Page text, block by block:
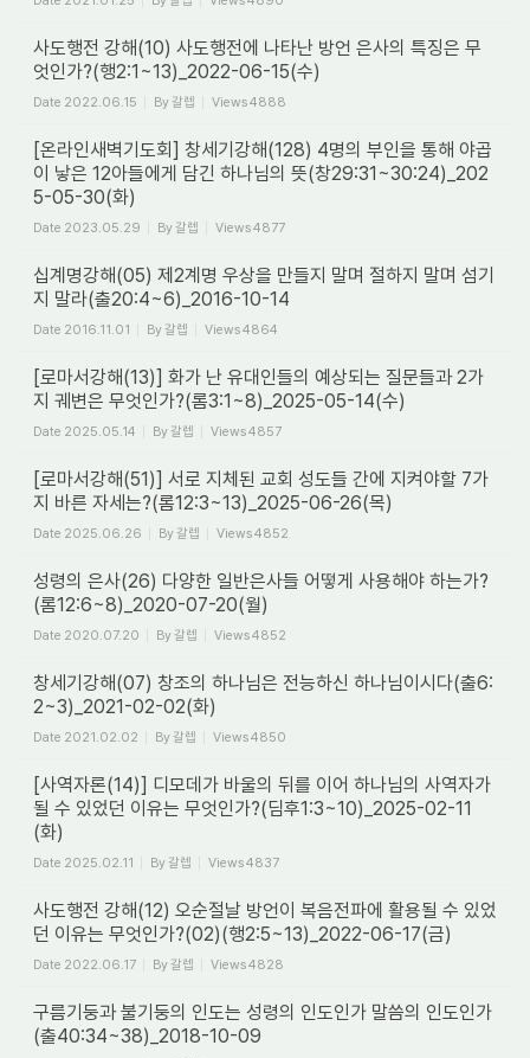
사도행전 강해(10) 사도행전에 나타난 방언 은사의 특징은 무
엇인가?(행2:1~13)_2022-06-15(수)
Date 2022.06.15 By갈렙 Views4888
[온라인새벽기도회] 창세기강해(128) 4명의 부인을 통해 야곱
이 낳은 12아들에게 담긴 하나님의 뜻(창29:31~30:24)_202
5-05-30(화)
Date 2023.05.29 By갈렙 Views4877
십계명강해(05) 제2계명 우상을 만들지 말며 절하지 말며 섬기
지 말라(출20:4~6)_2016-10-14
Date 2016.11.01 By갈렙 Views4864
[로마서강해(13)] 화가 난 유대인들의 예상되는 질문들과 2가
지 궤변은 무엇인가?(롬3:1~8)_2025-05-14(수)
Date 2025.05.14 By갈렙 Views4857
[로마서강해(51)] 서로 지체된 교회 성도들 간에 지켜야할 7가
지 바른 자세는?(롬12:3~13)_2025-06-26(목)
Date 2025.06.26 By갈렙 Views4852
성령의 은사(26) 다양한 일반은사들 어떻게 사용해야 하는가?
(롬12:6~8)_2020-07-20(월)
Date 2020.07.20 By갈렙 Views4852
창세기강해(07) 창조의 하나님은 전능하신 하나님이시다(출6:
2~3)_2021-02-02(화)
Date 2021.02.02 By갈렙 Views4850
[사역자론(14)] 디모데가 바울의 뒤를 이어 하나님의 사역자가
될 수 있었던 이유는 무엇인가?(딤후1:3~10)_2025-02-11
(화)
Date 2025.02.11 By갈렙 Views4837
사도행전 강해(12) 오순절날 방언이 복음전파에 활용될 수 있었
던 이유는 무엇인가?(02)(행2:5~13)_2022-06-17(금)
Date 2022.06.17 By갈렙 Views4828
구름기둥과 불기둥의 인도는 성령의 인도인가 말씀의 인도인가
(출40:34~38)_2018-10-09